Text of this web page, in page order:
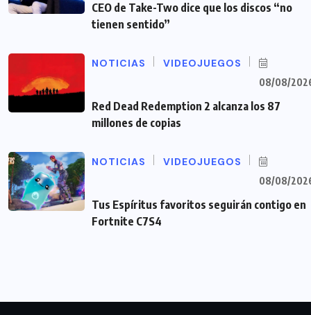
CEO de Take-Two dice que los discos “no
tienen sentido”
NOTICIAS VIDEOJUEGOS
08/08/
Red Dead Redemption 2 alcanza los 87
millones de copias
NOTICIAS VIDEOJUEGOS
08/08/
Tus Espíritus favoritos seguirán contigo en
Fortnite C7S4